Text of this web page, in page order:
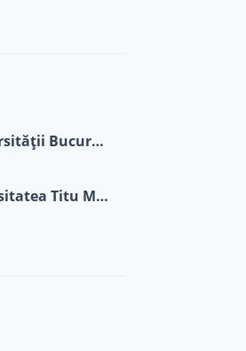
Facultatea de Psihologie și Științele Educației din cadrul Universității București
Masterat în Psihoterapie Cognitiv Comportamentală la Universitatea Titu Maiorescu